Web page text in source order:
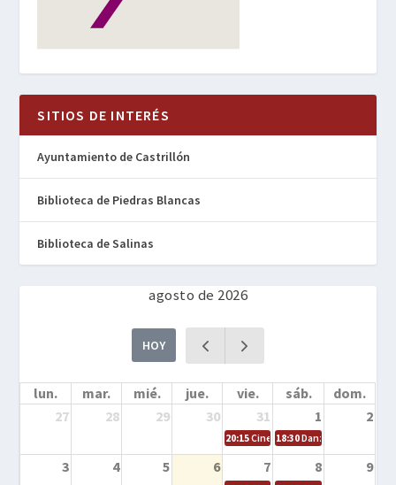
SITIOS DE INTERÉS
Ayuntamiento de Castrillón
Biblioteca de Piedras Blancas
Biblioteca de Salinas
agosto de 2026
HOY
lun. mar. mié. jue. vie. sáb.
dom.
27
28 29 30 31 1 2
20:15Cine en la calle – Cómo
18:30Danza – Cita en el
3 4 5 6 7 8 9